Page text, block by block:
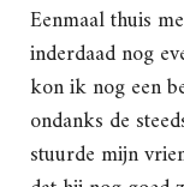
Eenmaal thuis
inderdaad nog
kon ik nog een
ondanks de
stuurde mijn